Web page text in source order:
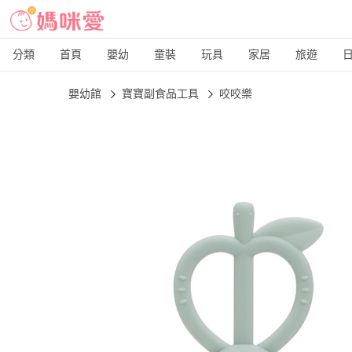
分類 首頁 嬰幼 童裝 玩具 家居 旅遊
嬰幼館 寶寶副食品工具 咬咬樂